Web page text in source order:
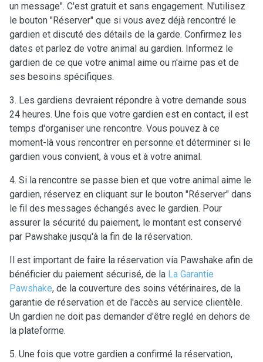
un message". C'est gratuit et sans engagement. N'utilisez
le bouton "Réserver" que si vous avez déjà rencontré le
gardien et discuté des détails de la garde. Confirmez les
dates et parlez de votre animal au gardien. Informez le
gardien de ce que votre animal aime ou n'aime pas et de
ses besoins spécifiques.
3. Les gardiens devraient répondre à votre demande sous
24 heures. Une fois que votre gardien est en contact, il est
temps d'organiser une rencontre. Vous pouvez à ce
moment-là vous rencontrer en personne et déterminer si le
gardien vous convient, à vous et à votre animal.
4. Si la rencontre se passe bien et que votre animal aime le
gardien, réservez en cliquant sur le bouton "Réserver" dans
le fil des messages échangés avec le gardien. Pour
assurer la sécurité du paiement, le montant est conservé
par Pawshake jusqu'à la fin de la réservation.
Il est important de faire la réservation via Pawshake afin de
bénéficier du paiement sécurisé, de la La Garantie
Pawshake, de la couverture des soins vétérinaires, de la
garantie de réservation et de l'accès au service clientèle.
Un gardien ne doit pas demander d'être reglé en dehors de
la plateforme.
5. Une fois que votre gardien a confirmé la réservation,